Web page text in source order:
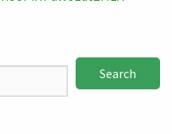
Search